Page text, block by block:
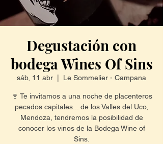
Degustación con
bodega Wines Of Sins
sáb, 11 abr Le Sommelier - Campana
🍷 Te invitamos a una noche de placenteros
pecados capitales... de los Valles del Uco,
Mendoza, tendremos la posibilidad de
conocer los vinos de la Bodega Wine of
Sins.